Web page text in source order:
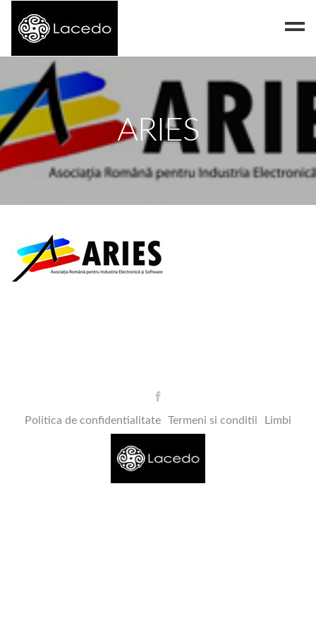
Despre noi
Blog
Contact
ARIES
Politica de confidentialitate Termeni si conditii Limbi